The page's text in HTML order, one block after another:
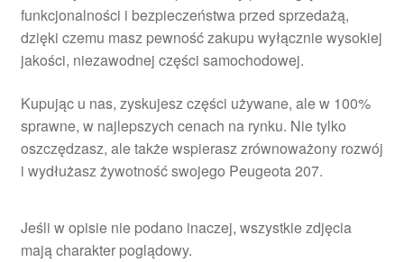
funkcjonalności i bezpieczeństwa przed sprzedażą,
dzięki czemu masz pewność zakupu wyłącznie wysokiej
jakości, niezawodnej części samochodowej.
Kupując u nas, zyskujesz części używane, ale w 100%
sprawne, w najlepszych cenach na rynku. Nie tylko
oszczędzasz, ale także wspierasz zrównoważony rozwój
i wydłużasz żywotność swojego Peugeota 207.
Jeśli w opisie nie podano inaczej, wszystkie zdjęcia
mają charakter poglądowy.